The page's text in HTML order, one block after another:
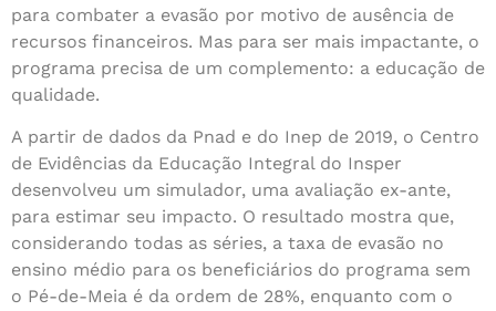
para combater a evasão por motivo de ausência de
recursos financeiros. Mas para ser mais impactante, o
programa precisa de um complemento: a educação de
qualidade.
A partir de dados da Pnad e do Inep de 2019, o Centro
de Evidências da Educação Integral do Insper
desenvolveu um simulador, uma avaliação ex-ante,
para estimar seu impacto. O resultado mostra que,
considerando todas as séries, a taxa de evasão no
ensino médio para os beneficiários do programa sem
o Pé-de-Meia é da ordem de 28%, enquanto com o